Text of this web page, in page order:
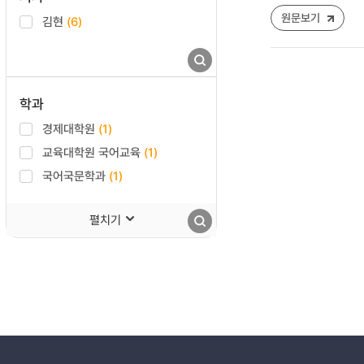
김현 (6)
학과
경제대학원 (1)
교육대학원 국어교육 (1)
국어국문학과 (1)
펼치기
원문보기